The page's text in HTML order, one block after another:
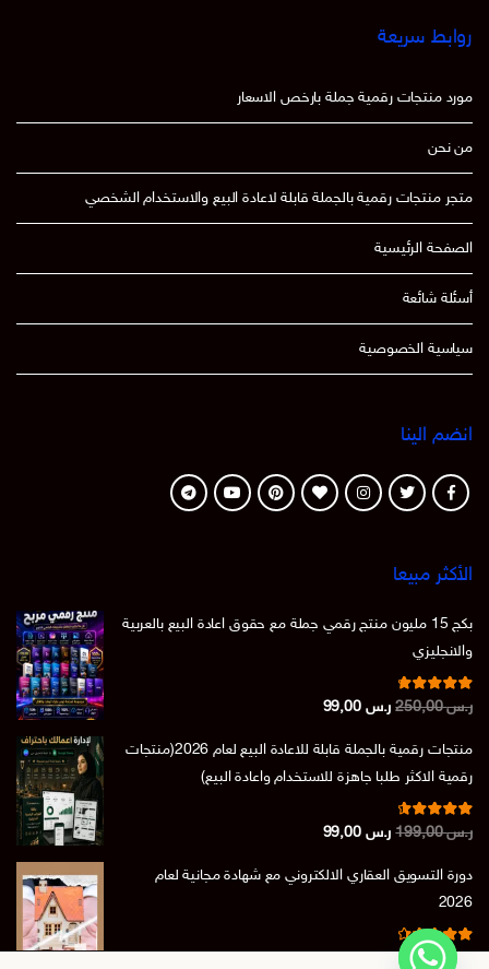
روابط سريعة
مورد منتجات رقمية جملة بارخص الاسعار
من نحن
متجر منتجات رقمية بالجملة قابلة لاعادة البيع والاستخدام الشخصي
الصفحة الرئيسية
أسئلة شائعة
سياسية الخصوصية
انضم الينا
الأكثر مبيعا
بكج 15 مليون منتج رقمي جملة مع حقوق اعادة البيع بالعربية
والانجليزي
تم التقييم
4.86من 5ر.س250,00
السعر
هو:
ر.س 250,00.
ر.س 99,00
السعر
هو:
ر.س 99,00.
منتجات رقمية بالجملة قابلة للاعادة البيع لعام 2026(منتجات
رقمية الاكثر طلبا جاهزة للاستخدام واعادة البيع)
تم التقييم
4.73من 5ر.س199,00
السعر
هو:
ر.س 99,00
السعر
هو:
دورة التسويق العقاري الالكتروني مع شهادة مجانية لعام
2026
تم التقييمر.س 150,00 السعر السعر